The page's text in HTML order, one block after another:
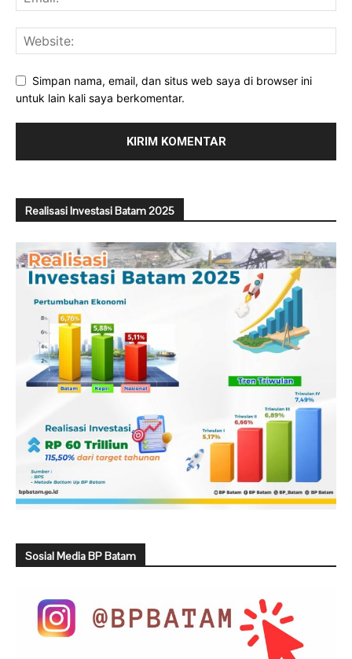
Simpan nama, email, dan situs web saya di browser ini
untuk lain kali saya berkomentar.
Realisasi Investasi Batam 2025
Sosial Media BP Batam